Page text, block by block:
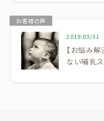
2019.03/31
【お悩み
ない哺乳ス
お客様の声